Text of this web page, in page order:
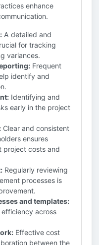
enhance
A detailed and
for tracking
variances.
Frequent
identify and
Identifying and
early in the project
Clear and consistent
ensures
project costs and
Regularly reviewing
processes is
and templates:
across
Effective cost
between the